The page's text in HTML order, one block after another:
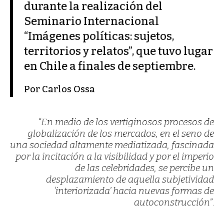
durante la realización del
Seminario Internacional
“Imágenes políticas: sujetos,
territorios y relatos”, que tuvo lugar
en Chile a finales de septiembre.
Por Carlos Ossa
“En medio de los vertiginosos procesos de
globalización de los mercados, en el seno de
una sociedad altamente mediatizada, fascinada
por la incitación a la visibilidad y por el imperio
de las celebridades, se percibe un
desplazamiento de aquella subjetividad
‘interiorizada’ hacia nuevas formas de
autoconstrucción”.